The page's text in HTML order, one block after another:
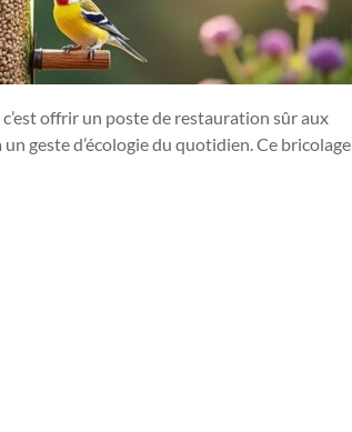
offrir un poste de restauration sûr aux
geste d’écologie du quotidien. Ce bricolage